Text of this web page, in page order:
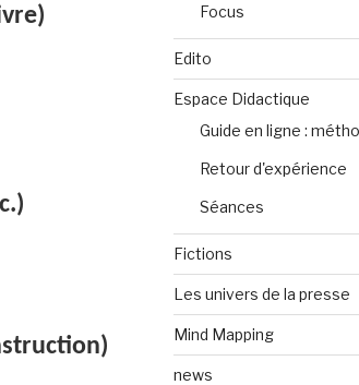
Focus
Edito
Espace Didactique
Guide en ligne :
Retour d'expérience
Séances
Fictions
Les univers de la presse
Mind Mapping
news